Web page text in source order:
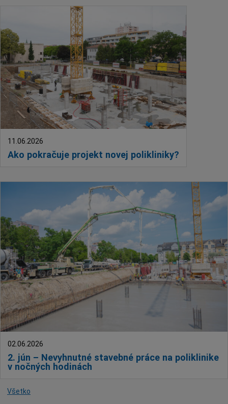
Ako pokračuje projekt novej polikliniky?
11.06.2026
2. jún – Nevyhnutné stavebné práce na poliklinike
v nočných hodinách
02.06.2026
Všetko